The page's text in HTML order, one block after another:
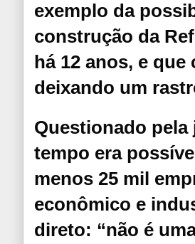
exemplo da
construção da
há 12 anos, e
deixando um
Questionado
tempo era
menos 25 mil
econômico e
direto: “não é